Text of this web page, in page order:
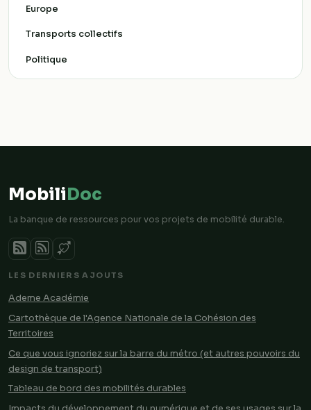
Europe
Transports collectifs
Politique
MobiliDoc
La banque de ressources pour vos projets de mobilité durable.
LES DERNIERS AJOUTS
Ademe Académie
Cartothèque de l'Agence Nationale de la Cohésion des
Territoires
Ce que vous ignoriez sur la barre du métro (et autres pouvoirs du
design de transport)
Tableau de bord des mobilités durables